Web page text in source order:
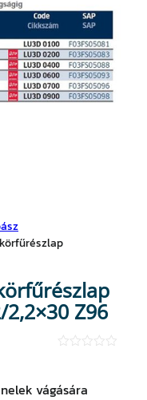
Z96
★
vágására